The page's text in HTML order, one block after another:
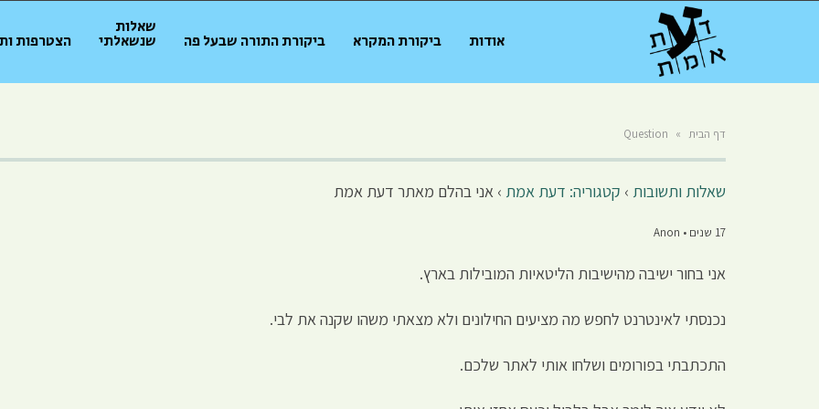
אודות ביקורת המקרא ביקורת התורה שבעל פה
שאלות
שנשאלתי הצטרפות
דף הבית »
Question
שאלות ותשובות › קטגוריה: דעת אמת › אני בהלם מאתר דעת אמת
17 שנים • Anon
אני בחור ישיבה מהישיבות הליטאיות המובילות בארץ.
נכנסתי לאינטרנט לחפש מה מציעים החילונים ולא מצאתי משהו שקנה את לבי.
התכתבתי בפורומים ושלחו אותי לאתר שלכם.